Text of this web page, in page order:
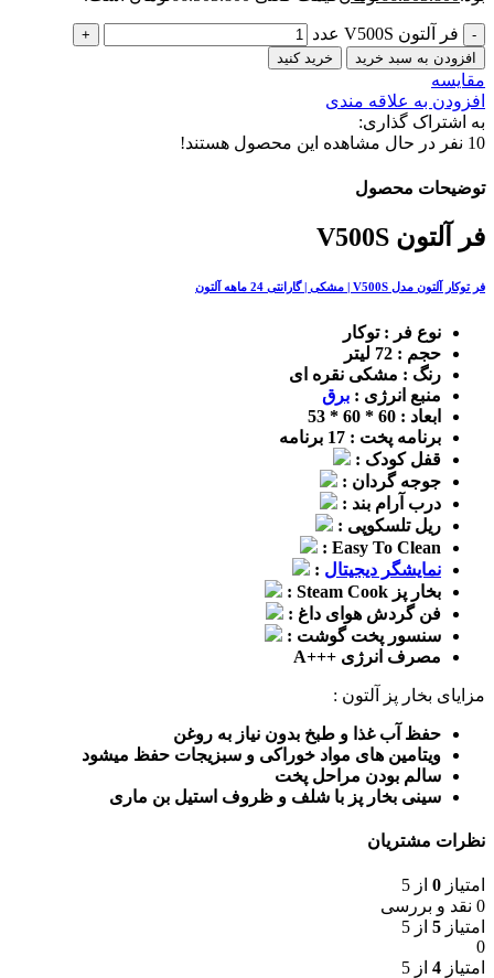
فر آلتون V500S عدد
افزودن به سبد خرید خرید کنید
مقایسه
افزودن به علاقه مندی
به اشتراک گذاری:
10 نفر در حال مشاهده این محصول هستند!
توضیحات محصول
فر آلتون V500S
فر توکار آلتون مدل V500S | مشکی | گارانتی 24 ماهه آلتون
نوع فر : توکار
حجم : 72 لیتر
رنگ : مشکی نقره ای
منبع انرژی : برق
ابعاد : 60 * 60 * 53
برنامه پخت : 17 برنامه
قفل کودک :
جوجه گردان :
درب آرام بند :
ریل تلسکوپی :
Easy To Clean :
نمایشگر دیجیتال :
بخار پز Steam Cook :
فن گردش هوای داغ :
سنسور پخت گوشت :
مصرف انرژی +++A
مزایای بخار پز آلتون :
حفظ آب غذا و طبخ بدون نیاز به روغن
ویتامین های مواد خوراکی و سبزیجات حفظ میشود
سالم بودن مراحل پخت
سینی بخار پز با شلف و ظروف استیل بن ماری
نظرات مشتریان
امتیاز 0 از 5
0 نقد و بررسی
امتیاز 5 از 5
0
امتیاز 4 از 5